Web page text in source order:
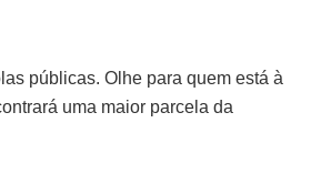
públicas. Olhe para quem está à
uma maior parcela da